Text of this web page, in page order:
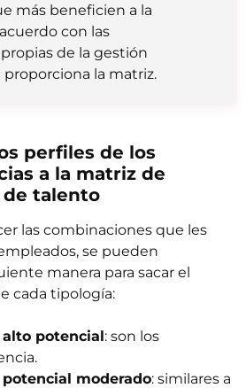
más beneficien a la
con las
de la gestión
la matriz.
perfiles de los
a la matriz de
talento
las combinaciones que les
se pueden
manera para sacar el
cada tipología:
potencial: son los
moderado: similares a